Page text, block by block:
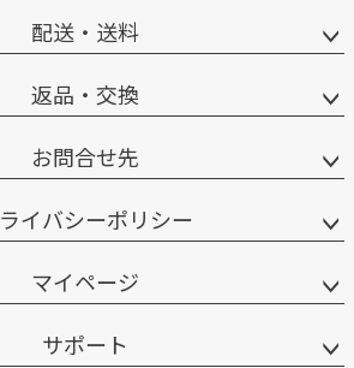
配送・送料
返品・交換
お問合せ先
イバシーポリシー
マイページ
サポート